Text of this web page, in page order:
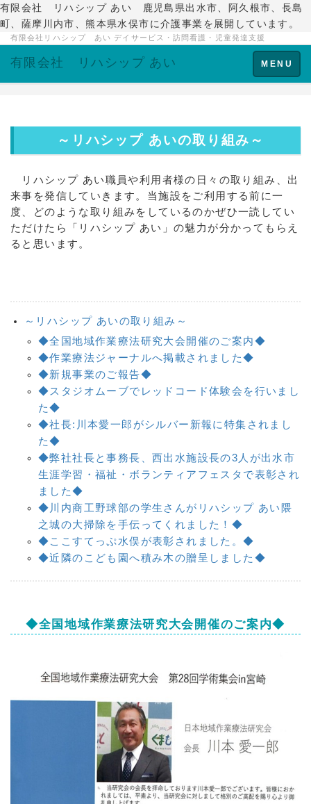
有限会社 リハシップ あい 鹿児島県出水市、阿久根市、長島
町、薩摩川内市、熊本県水俣市に介護事業を展開しています。
有限会社リハシップ あい デイサービス・訪問看護・児童発達支援
Toggle
navigation
MENU
有限会社 リハシップ あい
～リハシップ あいの取り組み～
リハシップ あい職員や利用者様の日々の取り組み、出
来事を発信していきます。当施設をご利用する前に一
度、どのような取り組みをしているのかぜひ一読してい
ただけたら「リハシップ あい」の魅力が分かってもらえ
ると思います。
～リハシップ あいの取り組み～
◆全国地域作業療法研究大会開催のご案内◆
◆作業療法ジャーナルへ掲載されました◆
◆新規事業のご報告◆
◆スタジオムーブでレッドコード体験会を行いまし
た◆
◆社長:川本愛一郎がシルバー新報に特集されまし
た◆
◆弊社社長と事務長、西出水施設長の3人が出水市
生涯学習・福祉・ボランティアフェスタで表彰され
ました◆
◆川内商工野球部の学生さんがリハシップ あい隈
之城の大掃除を手伝ってくれました！◆
◆ここすてっぷ水俣が表彰されました。◆
◆近隣のこども園へ積み木の贈呈しました◆
◆全国地域作業療法研究大会開催のご案内◆